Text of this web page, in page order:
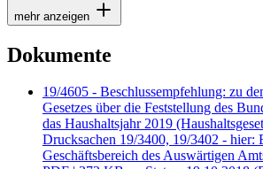
mehr anzeigen
Dokumente
19/4605 - Beschlussempfehlung: zu
Gesetzes über die Feststellung des
das Haushaltsjahr 2019
Drucksachen 19/3400, 19/3402 - hier:
Geschäftsbereich des Auswärtigen